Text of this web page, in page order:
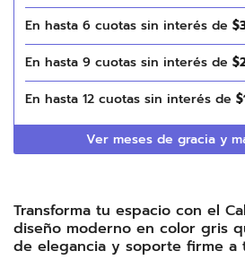
En hasta 6 cuotas sin interés de $
En hasta 9 cuotas sin interés de $
En hasta 12 cuotas sin interés de $
Ver meses de gracia y
Transforma tu espacio con el
diseño moderno en color gris
de elegancia y soporte firme a